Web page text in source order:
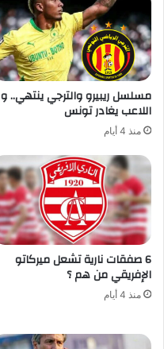
مسلسل ريبيرو والترجي ينتهي.. و
اللاعب يغادر تونس
منذ 4 أيام
6 صفقات نارية تشعل ميركاتو
الإفريقي من هم ؟
منذ 4 أيام